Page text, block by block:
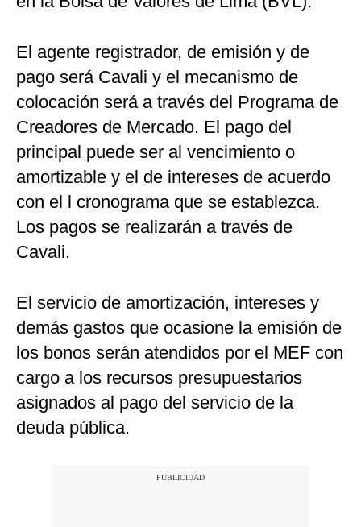
El agente registrador, de emisión y de
pago será Cavali y el mecanismo de
colocación será a través del Programa de
Creadores de Mercado. El pago del
principal puede ser al vencimiento o
amortizable y el de intereses de acuerdo
con el l cronograma que se establezca.
Los pagos se realizarán a través de
Cavali.
El servicio de amortización, intereses y
demás gastos que ocasione la emisión de
los bonos serán atendidos por el MEF con
cargo a los recursos presupuestarios
asignados al pago del servicio de la
deuda pública.